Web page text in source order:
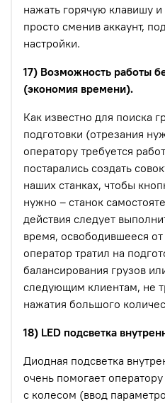
нажать горячую клавишу
просто сменив аккаунт,
настройки.
17) Возможность работы
(экономия времени).
Как известно для поиска
подготовки (отрезания
оператору требуется
постарались создать
наших станках, чтобы
нужно – станок
действия следует
время, освободившееся
оператор тратил на
балансирования грузов
следующим клиентам, не
нажатия большого
18) LED подсветка
Диодная подсветка
очень помогает
с колесом (ввод